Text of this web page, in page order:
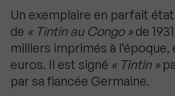
Un exemplaire en parfait
de « Tintin au Congo »de
milliers imprimés à
euros. Il est signé « Tintin »
par sa fiancée Germaine.